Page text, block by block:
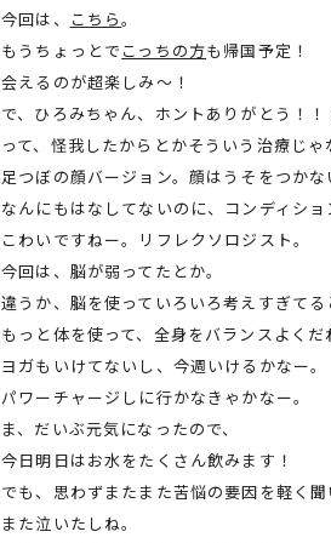
今回は、 こちら。
もうちょっとで こっちの方も帰国予定！
会えるのが超楽しみ～！
で、ひろみちゃん、ホントありがとう！！
って、怪我したからとかそういう治療じゃ
足つぼの顔バージョン。顔はうそをつかな
なんにもはなしてないのに、コンディショ
こわいですねー。リフレクソロジスト。
今回は、脳が弱ってたとか。
違うか、脳を使っていろいろ考えすぎてる
もっと体を使って、全身をバランスよくだ
ヨガもいけてないし、今週いけるかなー。
パワーチャージしに行かなきゃかなー。
ま、だいぶ元気になったので、
今日明日はお水をたくさん飲みます！
でも、思わずまたまた苦悩の要因を軽く聞
また泣いたしね。